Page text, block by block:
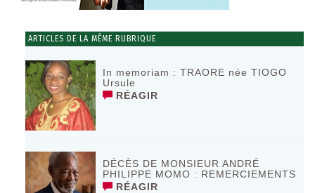
ARTICLES DE LA MÊME RUBRIQUE
In memoriam : TRAORE née TIOGO
Ursule
RÉAGIR
DÉCÈS DE MONSIEUR ANDRÉ
PHILIPPE MOMO : REMERCIEMENTS
RÉAGIR